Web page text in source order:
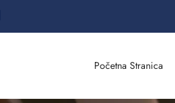
Početna Stranica